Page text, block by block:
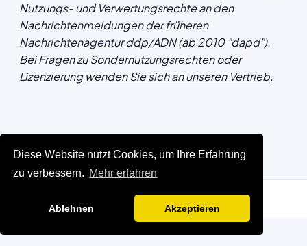
Diese Website nutzt Cookies, um Ihre Erfahrung
zu verbessern. Mehr erfahren
Ablehnen Akzeptieren
Nutzungs- und Verwertungsrechte an den
Nachrichtenmeldungen der früheren
Nachrichtenagentur ddp/ADN (ab 2010 "dapd").
Bei Fragen zu Sondernutzungsrechten oder
Lizenzierungwenden Sie sich an unseren Vertrieb.